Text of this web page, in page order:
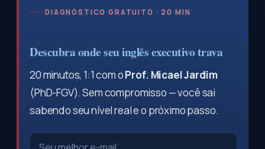
DIAGNÓSTICO GRATUITO · 20 MIN
Descubra onde seu inglês executivo trava
20 minutos, 1:1 com oProf. Micael Jardim
(PhD-FGV). Sem compromisso — você sai
sabendo seu nível real e o próximo passo.